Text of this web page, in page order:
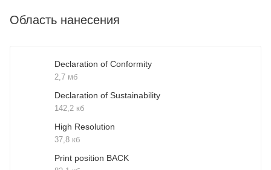
Область нанесения
Declaration of Conformity
2,7 мб
Declaration of Sustainability
142,2 кб
High Resolution
37,8 кб
Print position BACK